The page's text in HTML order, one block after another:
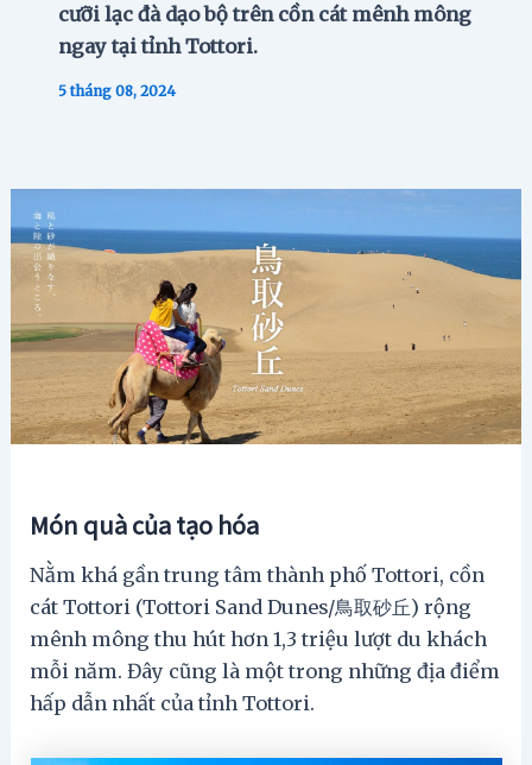
cưỡi lạc đà dạo bộ trên cồn cát mênh mông
ngay tại tỉnh Tottori.
5 tháng 08, 2024
Món quà của tạo hóa
Nằm khá gần trung tâm thành phố Tottori, cồn
cát Tottori (Tottori Sand Dunes/鳥取砂丘) rộng
mênh mông thu hút hơn 1,3 triệu lượt du khách
mỗi năm. Đây cũng là một trong những địa điểm
hấp dẫn nhất của tỉnh Tottori.